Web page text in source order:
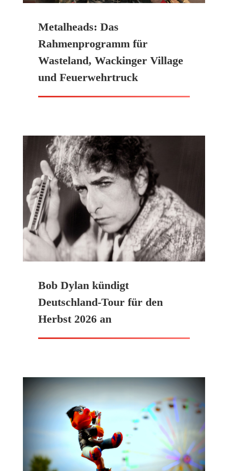
Metalheads: Das
Rahmenprogramm für
Wasteland, Wackinger Village
und Feuerwehrtruck
Bob Dylan kündigt
Deutschland-Tour für den
Herbst 2026 an